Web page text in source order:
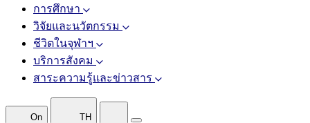
การศึกษา
วิจัยและนวัตกรรม
ชีวิตในจุฬาฯ
บริการสังคม
สาระความรู้และข่าวสาร
On TH